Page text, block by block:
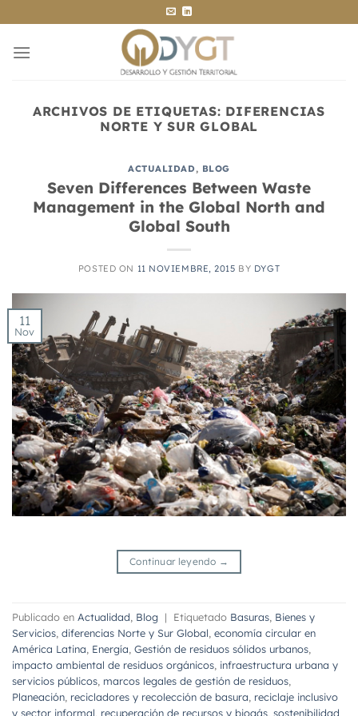
al
contenido
ARCHIVOS DE ETIQUETAS: DIFERENCIAS
NORTE Y SUR GLOBAL
ACTUALIDAD, BLOG
Seven Differences Between Waste
Management in the Global North and
Global South
POSTED ON 11 NOVIEMBRE, 2015 BY DYGT
11
Nov
Continuar leyendo →
Publicado en Actualidad Blog | Etiquetado Basuras Bienes y
Servicios diferencias Norte y Sur Global economía circular en
América Latina Energía Gestión de residuos sólidos urbanos
impacto ambiental de residuos orgánicos infraestructura urbana y
servicios públicos marcos legales de gestión de residuos
Planeación recicladores y recolección de basura reciclaje inclusivo
y sector informal recuperación de recursos y biogás sostenibilidad